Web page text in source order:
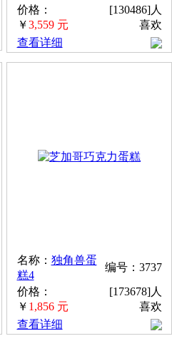
价格：
￥3,559 元
[130486]人
喜欢
查看详细
名称： 独角兽蛋
糕4
编号：3737
价格：
￥ 1,856 元
[173678]人
喜欢
查看详细